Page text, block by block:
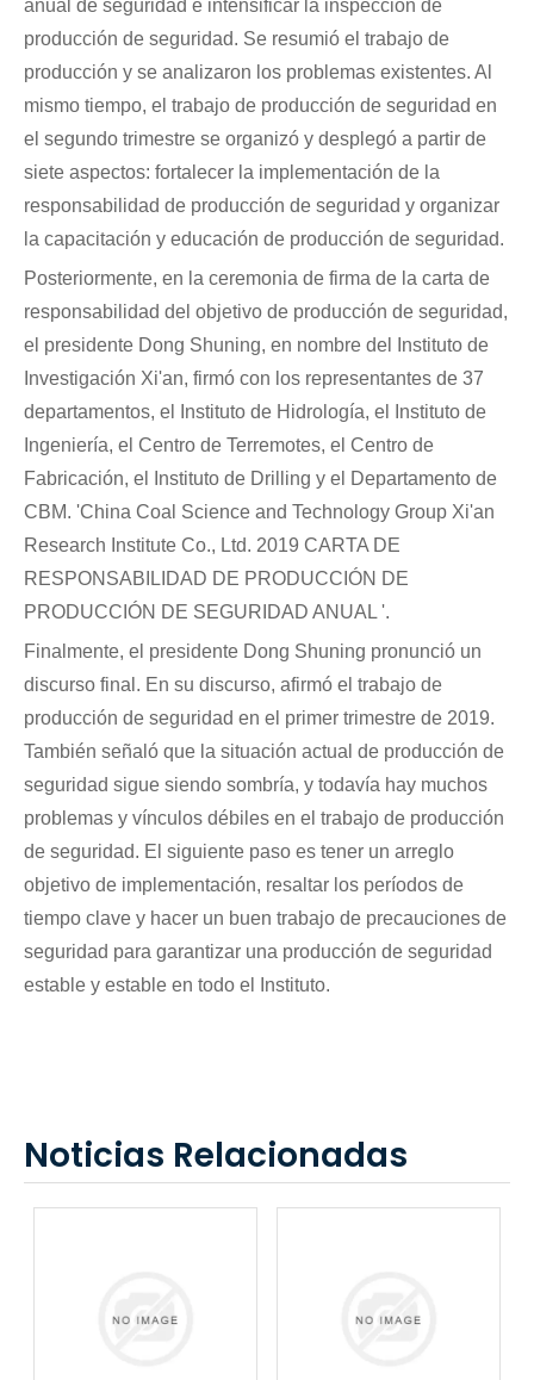
anual de seguridad e intensificar la inspección de
producción de seguridad. Se resumió el trabajo de
producción y se analizaron los problemas existentes. Al
mismo tiempo, el trabajo de producción de seguridad en
el segundo trimestre se organizó y desplegó a partir de
siete aspectos: fortalecer la implementación de la
responsabilidad de producción de seguridad y organizar
la capacitación y educación de producción de seguridad.
Posteriormente, en la ceremonia de firma de la carta de
responsabilidad del objetivo de producción de seguridad,
el presidente Dong Shuning, en nombre del Instituto de
Investigación Xi'an, firmó con los representantes de 37
departamentos, el Instituto de Hidrología, el Instituto de
Ingeniería, el Centro de Terremotes, el Centro de
Fabricación, el Instituto de Drilling y el Departamento de
CBM. 'China Coal Science and Technology Group Xi'an
Research Institute Co., Ltd. 2019 CARTA DE
RESPONSABILIDAD DE PRODUCCIÓN DE
PRODUCCIÓN DE SEGURIDAD ANUAL '.
Finalmente, el presidente Dong Shuning pronunció un
discurso final. En su discurso, afirmó el trabajo de
producción de seguridad en el primer trimestre de 2019.
También señaló que la situación actual de producción de
seguridad sigue siendo sombría, y todavía hay muchos
problemas y vínculos débiles en el trabajo de producción
de seguridad. El siguiente paso es tener un arreglo
objetivo de implementación, resaltar los períodos de
tiempo clave y hacer un buen trabajo de precauciones de
seguridad para garantizar una producción de seguridad
estable y estable en todo el Instituto.
Noticias Relacionadas